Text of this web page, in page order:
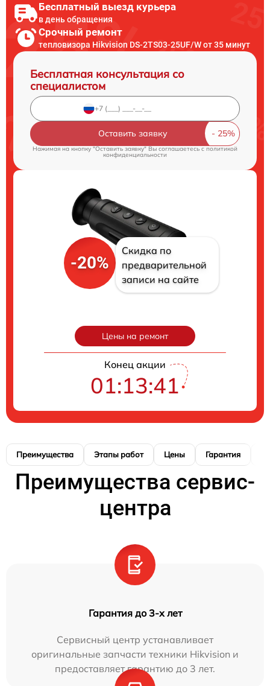
Бесплатный выезд курьера
в день обращения
Срочный ремонт
тепловизора Hikvision DS-2TS03-25UF/W от 35 минут
Бесплатная консультация со
специалистом
Оставить заявку
Нажимая на кнопку "Оставить заявку" Вы соглашаетесь cполитикой
конфиденциальности
-20%
Скидка по
предварительной
записи на сайте
Цены на ремонт
Конец акции
01:13:40
Преимущества Этапы работ Цены Гарантия
Преимущества сервис-
центра
Гарантия до 3-х лет
Сервисный центр устанавливает
оригинальные запчасти техники Hikvision и
предоставляет гарантию до 3 лет.